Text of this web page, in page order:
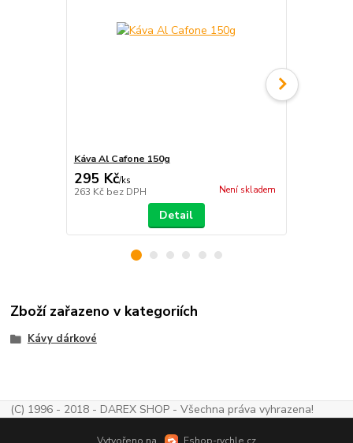
Káva Al Cafone 150g
295 Kč/ks
263 Kč bez DPH Není skladem
Detail
Zboží zařazeno v kategoriích
Kávy dárkové
(C) 1996 - 2018 - DAREX SHOP - Všechna práva vyhrazena!